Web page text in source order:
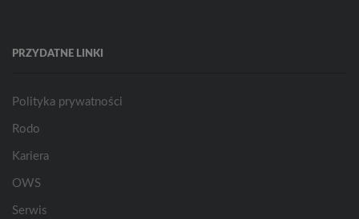
PRZYDATNE LINKI
Polityka prywatności
Rodo
Kariera
OWS
Serwis